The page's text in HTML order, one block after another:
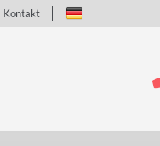
Kontakt